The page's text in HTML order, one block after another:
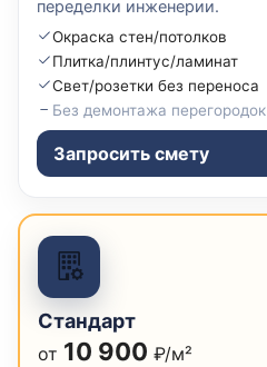
переделки инженерии.
Окраска стен/потолков
Плитка/плинтус/ламинат
Свет/розетки без переноса
Без демонтажа перегородок
Запросить смету
Стандарт
от 10 900 ₽/м²